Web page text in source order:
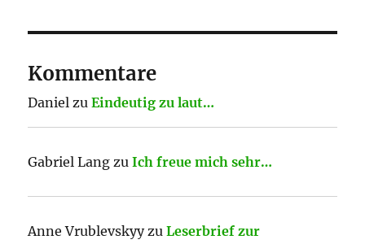
Kommentare
Daniel zuEindeutig zu laut…
Gabriel Lang zuIch freue mich sehr…
Anne VrublevskyyzuLeserbrief zur